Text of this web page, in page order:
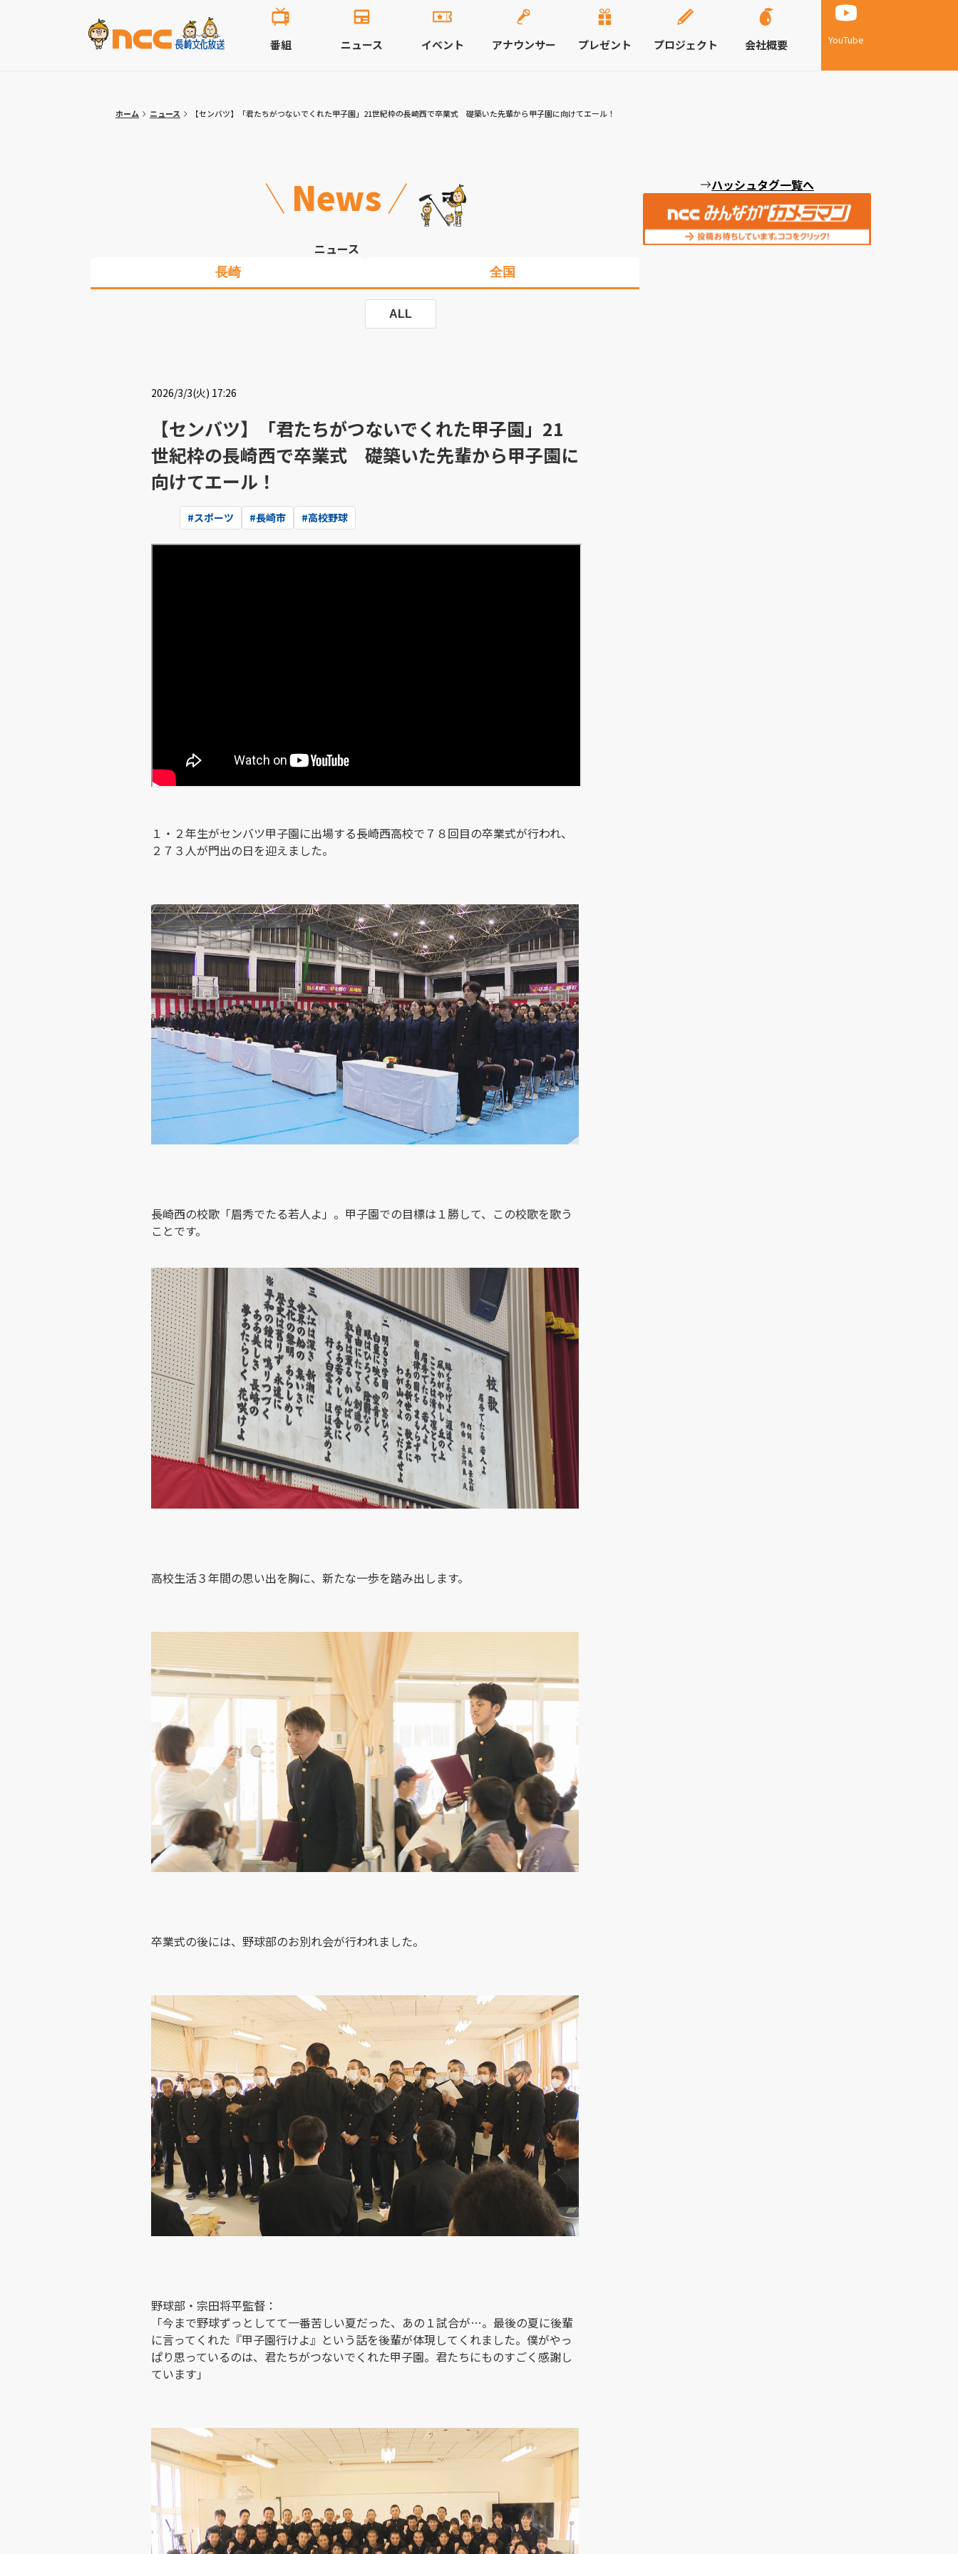
YouTube
番組 ニュース イベント アナウンサー プレゼント プロジェクト 会社概要
ホーム ニュース 【センバツ】「君たちがつないでくれた甲子園」21世紀枠の長崎西で卒業式 礎築いた先輩から甲子園に向けてエール！
News
ニュース
長崎 全国
ALL
2026/3/3(火) 17:26
【センバツ】「君たちがつないでくれた甲子園」21
世紀枠の長崎西で卒業式 礎築いた先輩から甲子園に
向けてエール！
#スポーツ #長崎市 #高校野球
１・２年生がセンバツ甲子園に出場する長崎西高校で７８回目の卒業式が行われ、
２７３人が門出の日を迎えました。
長崎西の校歌「眉秀でたる若人よ」。甲子園での目標は１勝して、この校歌を歌う
ことです。
高校生活３年間の思い出を胸に、新たな一歩を踏み出します。
卒業式の後には、野球部のお別れ会が行われました。
野球部・宗田将平監督：
「今まで野球ずっとしてて一番苦しい夏だった、あの１試合が…。最後の夏に後輩
に言ってくれた『甲子園行けよ』という話を後輩が体現してくれました。僕がやっ
ぱり思っているのは、君たちがつないでくれた甲子園。君たちにものすごく感謝し
ています」
ハッシュタグ一覧へ